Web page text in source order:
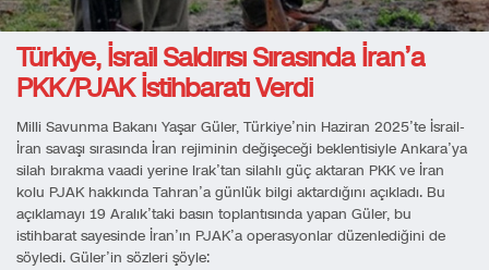
Türkiye, İsrail Saldırısı Sırasında İran’a
PKK/PJAK İstihbaratı Verdi
Milli Savunma Bakanı Yaşar Güler, Türkiye’nin Haziran 2025’te İsrail-
İran savaşı sırasında İran rejiminin değişeceği beklentisiyle Ankara’ya
silah bırakma vaadi yerine Irak’tan silahlı güç aktaran PKK ve İran
kolu PJAK hakkında Tahran’a günlük bilgi aktardığını açıkladı. Bu
açıklamayı 19 Aralık’taki basın toplantısında yapan Güler, bu
istihbarat sayesinde İran’ın PJAK’a operasyonlar düzenlediğini de
söyledi. Güler’in sözleri şöyle: